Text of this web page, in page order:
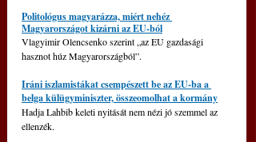
Politológus magyarázza, miért nehéz
Magyarországot kizárni az EU-ból
Vlagyimir Olencsenko szerint „az EU gazdasági
hasznot húz Magyarországból”.
Iráni iszlamistákat csempészett be az EU-ba a
belga külügyminiszter, összeomolhat a kormány
Hadja Lahbib keleti nyitását nem nézi jó szemmel az
ellenzék.